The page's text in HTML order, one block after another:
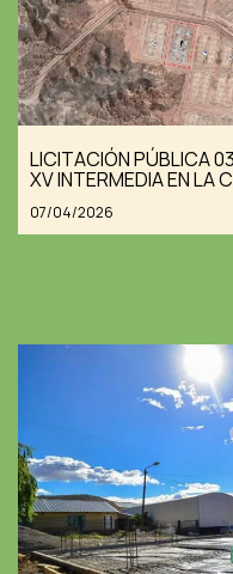
LICITACIÓN PÚBLICA
XV INTERMEDIA EN LA
07/04/2026